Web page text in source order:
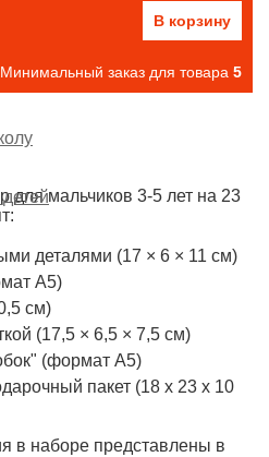
В корзину
Минимальный заказ для товара 5
для мальчиков 3-5 лет на 23
деталями (17 × 6 × 11 см)
А5)
см)
(17,5 × 6,5 × 7,5 см)
(формат А5)
пакет (18 х 23 х 10
в наборе представлены в